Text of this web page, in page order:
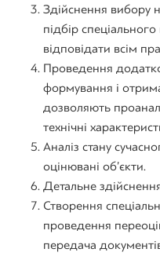
Здійснення вибору
підбір
відповідати всім
Проведення
формування і
дозволяють
технічні
Аналіз стану
оцінювані об’єкти.
Детальне
Створення
проведення
передача